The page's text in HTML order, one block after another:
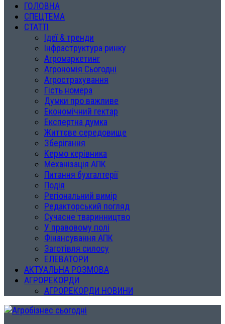
ГОЛОВНА
СПЕЦТЕМА
СТАТТІ
Ідеї & тренди
Інфраструктура ринку
Агромаркетинг
Агрономія Сьогодні
Агрострахування
Гість номера
Думки про важливе
Економічний гектар
Експертна думка
Життєве середовище
Зберігання
Кермо керівника
Механізація АПК
Питання бухгалтерії
Подія
Регіональний вимір
Редакторський погляд
Сучасне тваринництво
У правовому полі
Фінансування АПК
Заготівля силосу
ЕЛЕВАТОРИ
АКТУАЛЬНА РОЗМОВА
АГРОРЕКОРДИ
АГРОРЕКОРДИ НОВИНИ